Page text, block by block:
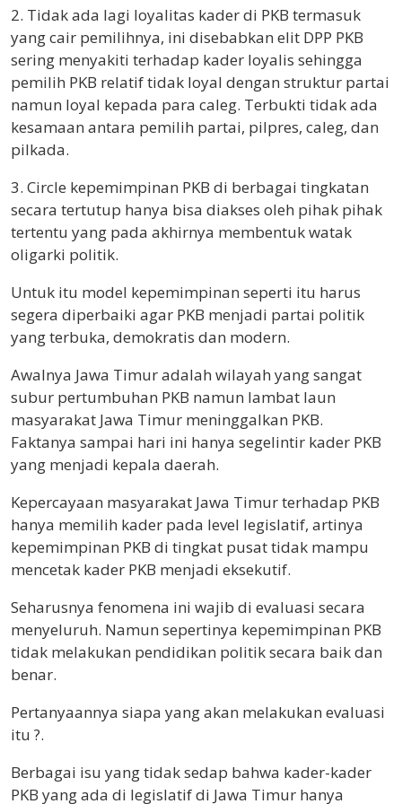
2. Tidak ada lagi loyalitas kader di PKB termasuk
yang cair pemilihnya, ini disebabkan elit DPP PKB
sering menyakiti terhadap kader loyalis sehingga
pemilih PKB relatif tidak loyal dengan struktur partai
namun loyal kepada para caleg. Terbukti tidak ada
kesamaan antara pemilih partai, pilpres, caleg, dan
pilkada.
3. Circle kepemimpinan PKB di berbagai tingkatan
secara tertutup hanya bisa diakses oleh pihak pihak
tertentu yang pada akhirnya membentuk watak
oligarki politik.
Untuk itu model kepemimpinan seperti itu harus
segera diperbaiki agar PKB menjadi partai politik
yang terbuka, demokratis dan modern.
Awalnya Jawa Timur adalah wilayah yang sangat
subur pertumbuhan PKB namun lambat laun
masyarakat Jawa Timur meninggalkan PKB.
Faktanya sampai hari ini hanya segelintir kader PKB
yang menjadi kepala daerah.
Kepercayaan masyarakat Jawa Timur terhadap PKB
hanya memilih kader pada level legislatif, artinya
kepemimpinan PKB di tingkat pusat tidak mampu
mencetak kader PKB menjadi eksekutif.
Seharusnya fenomena ini wajib di evaluasi secara
menyeluruh. Namun sepertinya kepemimpinan PKB
tidak melakukan pendidikan politik secara baik dan
benar.
Pertanyaannya siapa yang akan melakukan evaluasi
itu ?.
Berbagai isu yang tidak sedap bahwa kader-kader
PKB yang ada di legislatif di Jawa Timur hanya